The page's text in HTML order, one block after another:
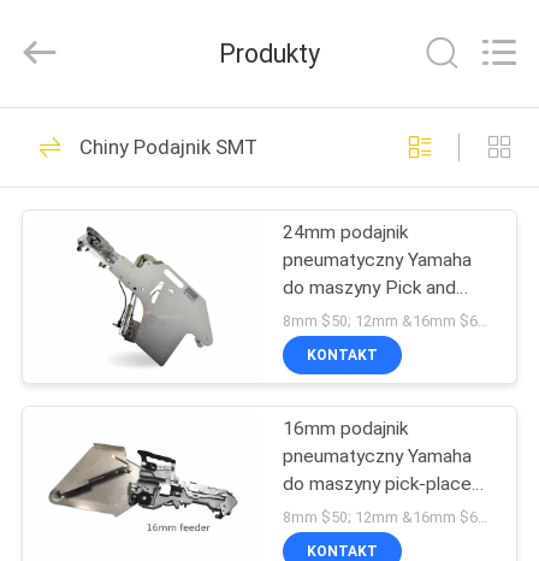
DOM
PRODUKTY
NAS
WYCIECZKA
FABRYCZNA
TECHNOLOGY
LIMITED.
Reserved.
Maszyna Pick and
Place SMT
74
linia produkcyjna
smt
37
Produkty
Chiny Podajnik SMT
24mm podajnik
pneumatyczny Yamaha
do maszyny Pick and
Place Charmhigh
530560510761
8mm $50; 12mm &16mm $68 ; 24mm $200 MOQ:1
KONTAKT
16mm podajnik
pneumatyczny Yamaha
do maszyny pick-place
Charmhigh 530P4 /
560P4 / 761
KONTAKT